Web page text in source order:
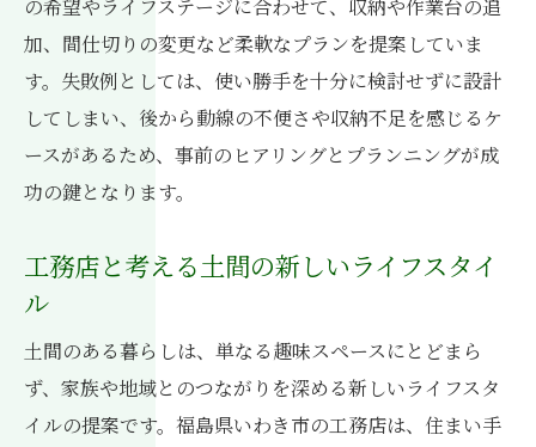
の希望やライフステージに合わせて、収納や作業台の追
加、間仕切りの変更など柔軟なプランを提案していま
す。失敗例としては、使い勝手を十分に検討せずに設計
してしまい、後から動線の不便さや収納不足を感じるケ
ースがあるため、事前のヒアリングとプランニングが成
功の鍵となります。
工務店と考える土間の新しいライフスタイ
ル
土間のある暮らしは、単なる趣味スペースにとどまら
ず、家族や地域とのつながりを深める新しいライフスタ
イルの提案です。福島県いわき市の工務店は、住まい手